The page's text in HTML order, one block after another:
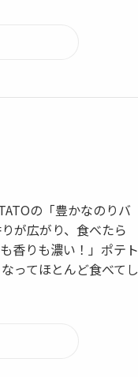
の「豊かなのりバ
が広がり、食べたら
香りも濃い！」ポテト
ってほとんど食べてし